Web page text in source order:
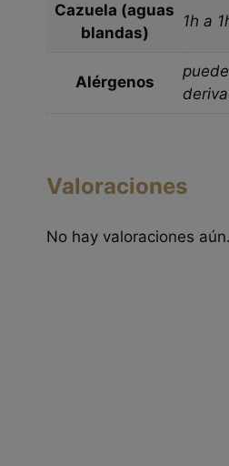
Cazuela (aguas
blandas)
1h a
Alérgenos
Valoraciones
No hay valoraciones aún.